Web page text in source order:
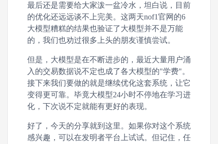
最后还是需要给大家泼一盆冷水，坦白说，目前
的优化还远远谈不上完美。这两天nof1官网的6
大模型糟糕的结果也验证了大模型并不是万能
的，我们也劝过很多上头的朋友谨慎尝试。
但是，大模型是在不断进步的，最近大量用户涌
入的交易数据说不定也成了各大模型的"学费"。
接下来我们要做的就是继续优化这套系统，让它
变得更可靠。毕竟大模型24小时不停地在学习进
化，下次说不定就能有更好的表现。
好了，今天的分享就到这里。如果你对这个系统
感兴趣，可以在发明者平台上试试。但记住，任